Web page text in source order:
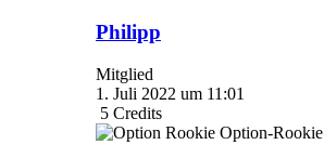
Philipp
Mitglied
1. Juli 2022 um 11:01
5 Credits
Option-Rookie